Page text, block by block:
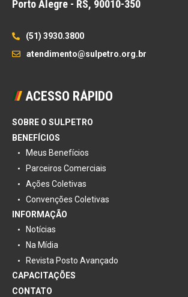
Porto Alegre - RS, 90010-350
(51) 3930.3800
atendimento@sulpetro.org.br
ACESSO RÁPIDO
SOBRE O SULPETRO
BENEFÍCIOS
Meus Benefícios
Parceiros Comerciais
Ações Coletivas
Convenções Coletivas
INFORMAÇÃO
Notícias
Na Mídia
Revista Posto Avançado
CAPACITAÇÕES
CONTATO